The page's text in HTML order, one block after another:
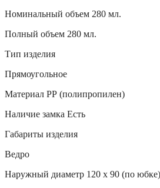
Номинальный объем 280 мл.
Полный объем 280 мл.
Тип изделия
Прямоугольное
Материал РР (полипропилен)
Наличие замка Есть
Габариты изделия
Ведро
Наружный диаметр 120 х 90 (по